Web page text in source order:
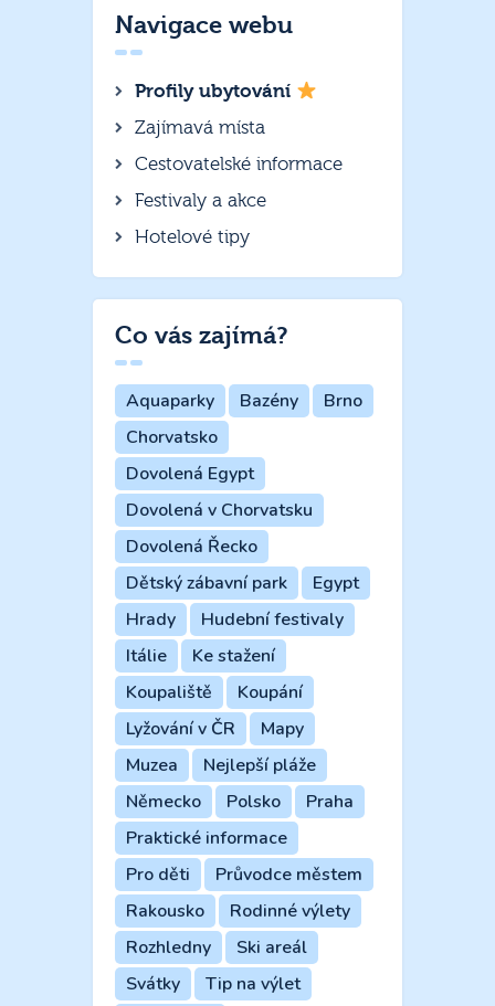
Navigace webu
Profily ubytování
Zajímavá místa
Cestovatelské informace
Festivaly a akce
Hotelové tipy
Co vás zajímá?
Aquaparky Bazény
Brno
Chorvatsko
Dovolená Egypt
Dovolená v Chorvatsku
Dovolená Řecko
Dětský zábavní park
Egypt
Hrady
Hudební festivaly
Itálie
Ke stažení
Koupaliště
Koupání
Lyžování v ČR
Mapy
Muzea
Nejlepší pláže
Německo
Polsko
Praha
Praktické informace
Pro děti
Průvodce městem
Rakousko
Rodinné výlety
Rozhledny
Ski areál
Svátky
Tip na výlet